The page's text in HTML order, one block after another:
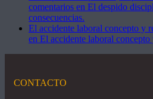
comentarios en El despido
consecuencias.
El accidente laboral concepto y
en El accidente laboral concepto
CONTACTO